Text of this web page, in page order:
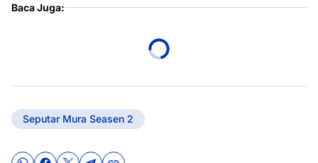
Baca Juga:
Seputar Mura Seasen 2